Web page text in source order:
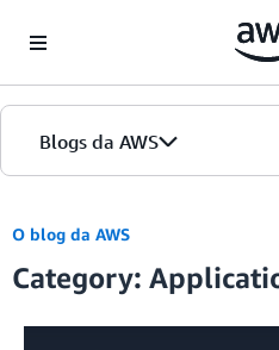
Blogs da AWS
Página inicial
Edições
O blog da AWS
Category: